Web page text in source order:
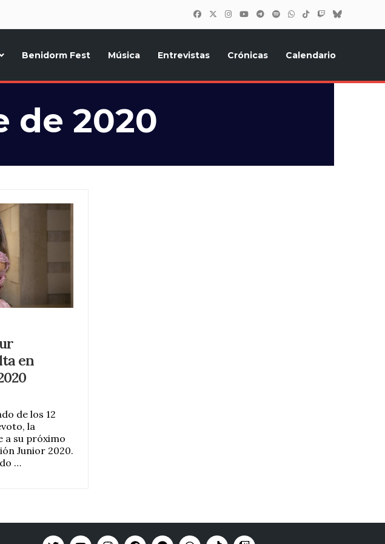
Benidorm Fest Música Entrevistas Crónicas Calendario
de 2020
en
de los 12
la
a su próximo
Junior 2020.
…